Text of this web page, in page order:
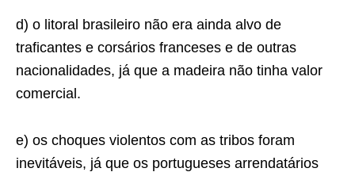
d) o litoral brasileiro não era ainda alvo de
traficantes e corsários franceses e de outras
nacionalidades, já que a madeira não tinha valor
comercial.
e) os choques violentos com as tribos foram
inevitá­veis, já que os portugueses arrendatários